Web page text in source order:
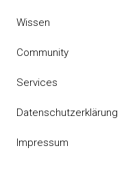
Wissen
Community
Services
Datenschutzerklärung
Impressum